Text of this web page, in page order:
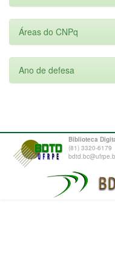
Áreas do CNPq
Ano de defesa
Biblioteca
(81) 3320-6179